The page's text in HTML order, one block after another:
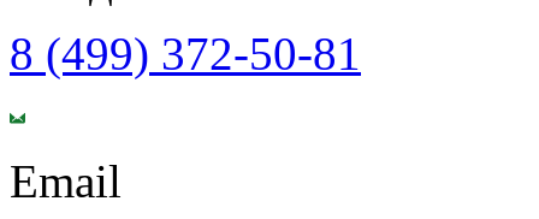
8 (499) 372-50-81
Email